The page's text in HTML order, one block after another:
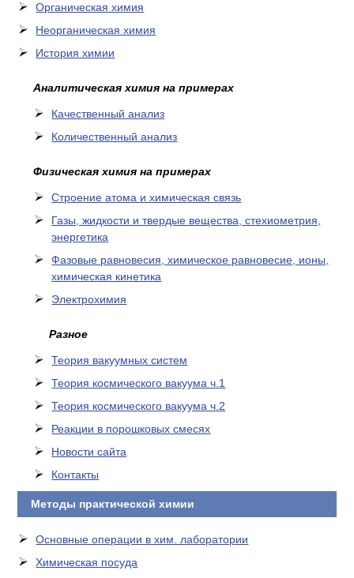
Органическая химия
Неорганическая химия
История химии
Аналитическая химия на примерах
Качественный анализ
Количественный анализ
Физическая химия на примерах
Cтроение атома и химическая связь
Газы, жидкости и твердые вещества, стехиометрия,
энергетика
Фазовые равновесия, химическое равновесие, ионы,
химическая кинетика
Электрохимия
Разное
Теория вакуумных систем
Теория космического вакуума ч.1
Теория космического вакуума ч.2
Реакции в порошковых смесях
Новости сайта
Контакты
Методы практической химии
Основные операции в хим. лаборатории
Химическая посуда